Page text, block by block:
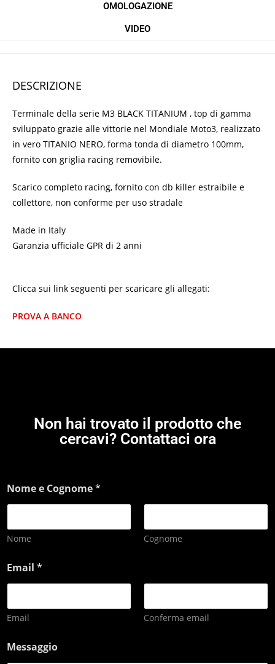
OMOLOGAZIONE
VIDEO
DESCRIZIONE
Terminale della serie M3 BLACK TITANIUM , top di gamma
sviluppato grazie alle vittorie nel Mondiale Moto3, realizzato
in vero TITANIO NERO, forma tonda di diametro 100mm,
fornito con griglia racing removibile.
Scarico completo racing, fornito con db killer estraibile e
collettore, non conforme per uso stradale
Made in Italy
Garanzia ufficiale GPR di 2 anni
Clicca sui link seguenti per scaricare gli allegati:
PROVA A BANCO
Non hai trovato il prodotto che
cercavi? Contattaci ora
Nome e Cognome*
Nome Cognome
Email *
Email Conferma email
Messaggio